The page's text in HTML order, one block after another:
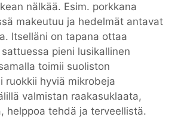
nälkää. Esim. porkkana
makeutuu ja hedelmät antavat
Itselläni on tapana ottaa
pieni lusikallinen
toimii suoliston
ruokkii hyviä mikrobeja
valmistan raakasuklaata,
helppoa tehdä ja terveellistä.